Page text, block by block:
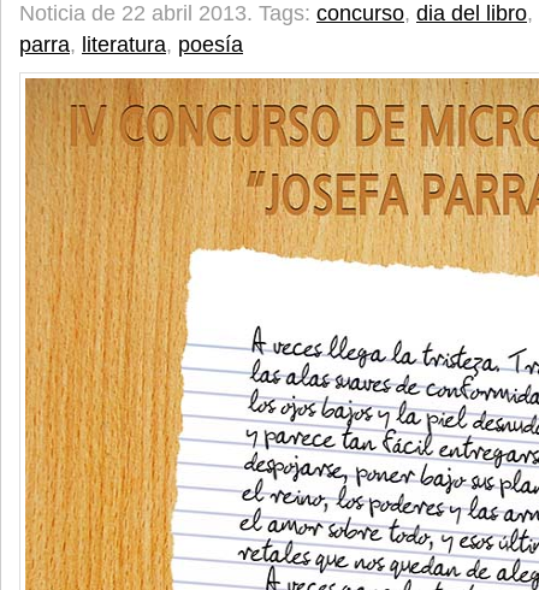
Noticia de 22 abril 2013. Tags: concurso, dia del libro,
parra, literatura, poesía